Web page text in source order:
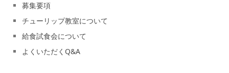
募集要項
チューリップ教室について
給食試食会について
よくいただくQ&A